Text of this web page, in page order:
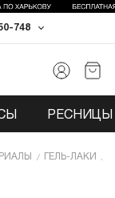
748
РЕСНИЦЫ
ГЕЛЬ-ЛАКИ